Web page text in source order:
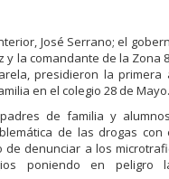
José Serrano; el
y la comandante de la Zona
presidieron la primera
en el colegio 28 de Mayo.
de familia y
de las drogas
de denunciar a los
poniendo en peligro